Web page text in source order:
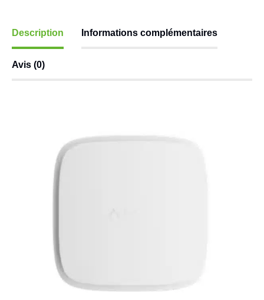
Description Informations complémentaires
Avis (0)